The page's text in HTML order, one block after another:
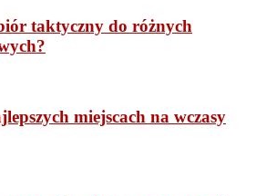
taktyczny do różnych
miejscach na wczasy